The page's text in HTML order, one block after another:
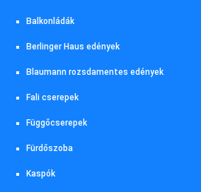
Balkonládák
Berlinger Haus edények
Blaumann rozsdamentes edények
Fali cserepek
Függőcserepek
Fürdőszoba
Kaspók